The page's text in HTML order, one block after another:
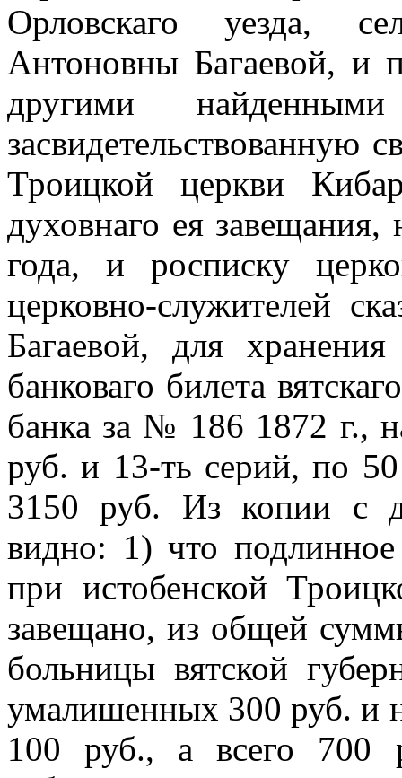
Орловскаго уезда,
Антоновны Багаевой, и
другими
засвидетельствованную
Троицкой церкви
духовнаго ея
года, и росписку
церковно-служителей
Багаевой, для
банковаго билета
банка за № 186 1872 г.,
руб. и 13-ть серий, по
3150 руб. Из копии с
видно: 1) что подлинное
при истобенской
завещано, из общей
больницы вятской
умалишенных 300 руб. и
100 руб., а всего 700